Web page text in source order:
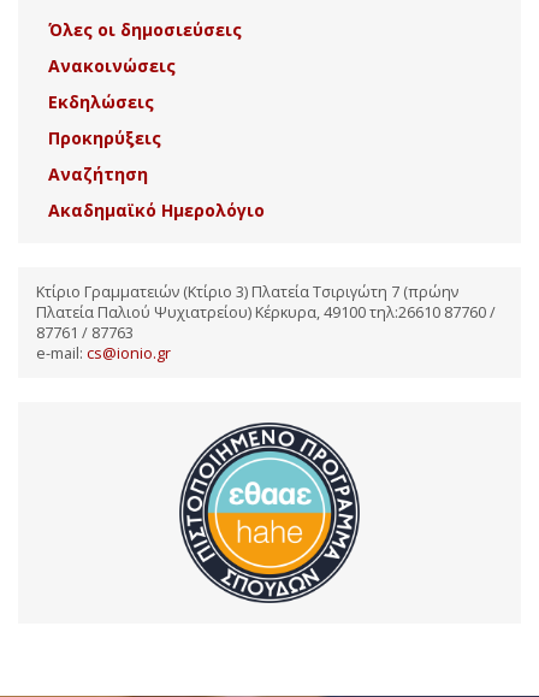
Όλες οι δημοσιεύσεις
Ανακοινώσεις
Εκδηλώσεις
Προκηρύξεις
Αναζήτηση
Ακαδημαϊκό Ημερολόγιο
Κτίριο Γραμματειών (Κτίριο 3) Πλατεία Τσιριγώτη 7 (πρώην
Πλατεία Παλιού Ψυχιατρείου) Κέρκυρα, 49100 τηλ:26610 87760 /
87761 / 87763
e-mail: cs@ionio.gr